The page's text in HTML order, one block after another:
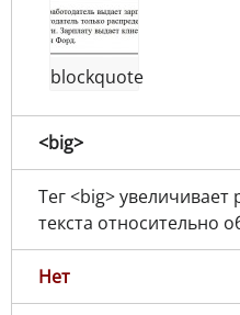
blockquote
<big>
Тег <big>
текста относительно
Нет